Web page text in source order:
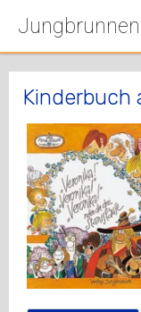
Jungbrunnen
Kinderbuch